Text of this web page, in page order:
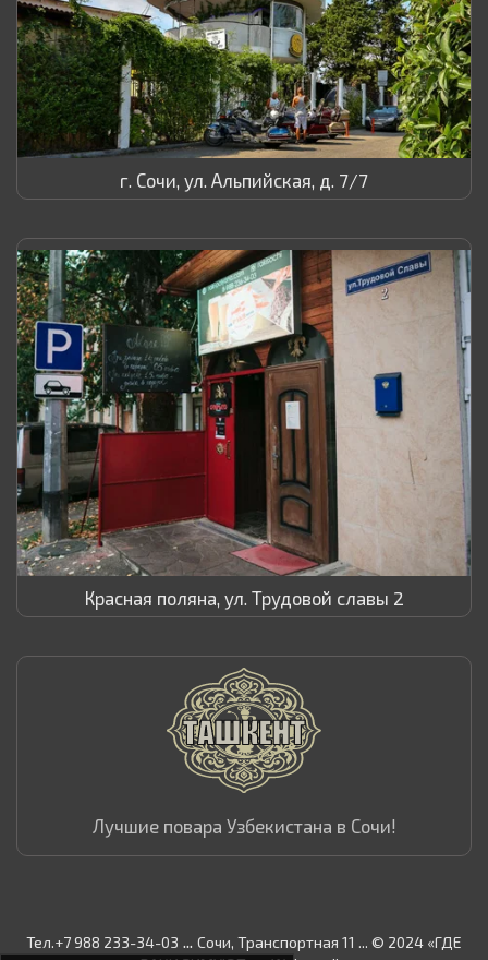
г. Сочи, ул. Альпийская, д. 7/7
Красная поляна, ул. Трудовой славы 2
Лучшие повара Узбекистана в Сочи!
Тел.+7 988 233-34-03 ... Сочи, Транспортная 11 ... © 2024 «ГДЕ